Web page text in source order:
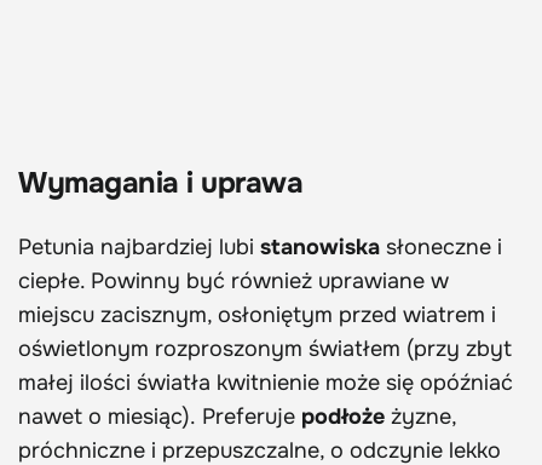
Wymagania i uprawa
Petunia najbardziej lubi stanowiska słoneczne i
ciepłe. Powinny być również uprawiane w
miejscu zacisznym, osłoniętym przed wiatrem i
oświetlonym rozproszonym światłem (przy zbyt
małej ilości światła kwitnienie może się opóźniać
nawet o miesiąc). Preferuje podłoże żyzne,
próchniczne i przepuszczalne, o odczynie lekko